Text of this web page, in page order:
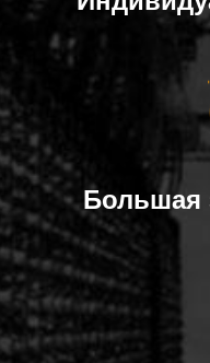
Большая